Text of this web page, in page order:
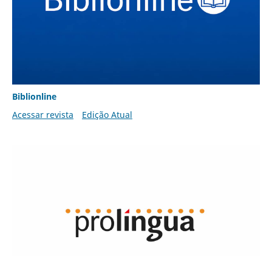
Biblionline
Acessar revista
Edição Atual